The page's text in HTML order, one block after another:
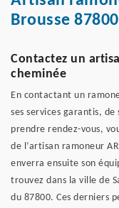
Brousse 87800
Contactez un
cheminée
En contactant un
ses services garantis,
prendre rendez-vous,
de l’artisan ramoneur
enverra ensuite son
trouvez dans la ville de
du 87800. Ces derniers